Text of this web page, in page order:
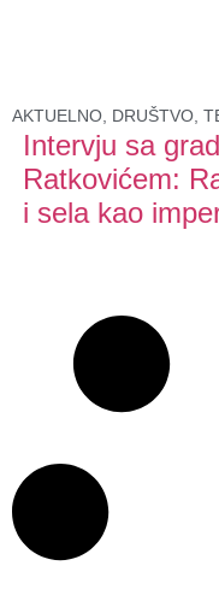
AKTUELNO DRUŠTVO
Intervju sa
Ratkovićem:
i sela kao